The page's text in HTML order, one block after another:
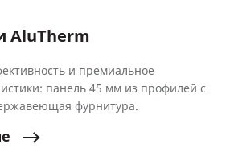
AluTherm
и премиальное
панель 45 мм из профилей с
фурнитура.